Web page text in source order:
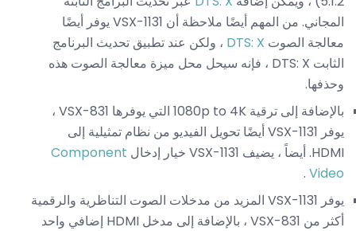
المجاني. من المهم أيضًا ملاحظة أن VSX-1131 يوفر أيضًا
معالجة الصوت DTS: X ، ولكن عند تطبيق تحديث البرنامج
الثابت DTS: X ، فإنه سيحل محل ميزة معالجة الصوت هذه
وحذفها.
بالإضافة إلى ترقية 1080p to 4K التي يوفرها VSX-831 ،
يوفر VSX-1131 أيضًا تحويل الفيديو من نظام تمثيلية إلى
HDMI. أيضاً ، يضيف VSX-1131 خيار إدخال
Component
Video
.
يوفر VSX-1131 المزيد من مدخلات الصوت التناظرية والرقمية
أكثر من VSX-831 ، بالإضافة إلى مدخل HDMI إضافي واحد